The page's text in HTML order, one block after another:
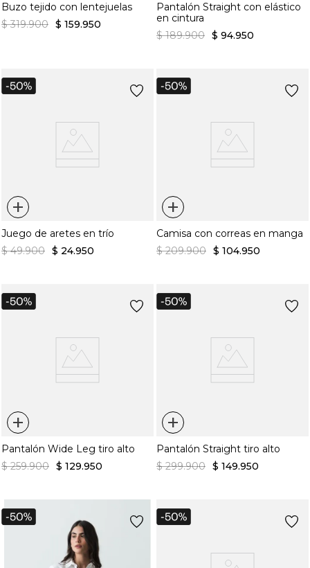
Buzo tejido con lentejuelas
$ 319.900 $ 159.950
Pantalón Straight con elástico
en cintura
$ 189.900 $ 94.950
+
Juego de aretes en trío
$ 49.900 $ 24.950
+
Camisa con correas en manga
$ 209.900 $ 104.950
+
Pantalón Wide Leg tiro alto
$ 259.900 $ 129.950
+
Pantalón Straight tiro alto
$ 299.900 $ 149.950